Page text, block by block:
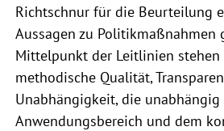
Richtschnur für die Beurteilung
Aussagen zu Politikmaßnahmen
Mittelpunkt der Leitlinien stehen
methodische Qualität,
Unabhängigkeit, die
Anwendungsbereich und dem